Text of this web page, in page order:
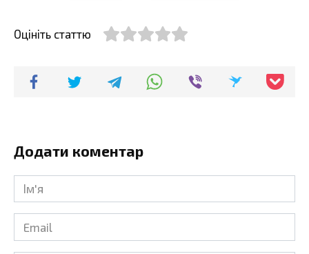
Оцініть статтю
Додати коментар
Ім'я
Email